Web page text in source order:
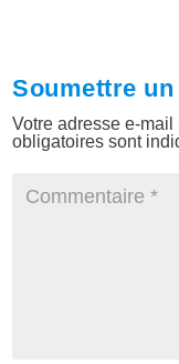
Soumettre
Votre adresse e-
obligatoires sont